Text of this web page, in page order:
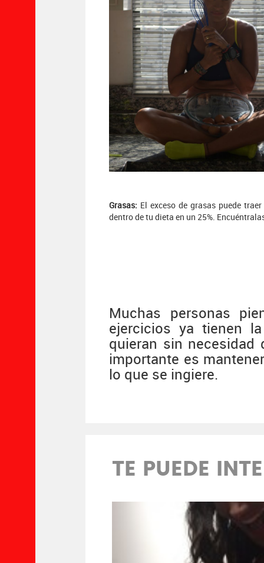
Grasas: El exceso de grasas puede
dentro de tu dieta en un 25%.
Muchas personas
ejercicios ya tienen
quieran sin necesidad
importante es
lo que se ingiere.
TE PUEDE